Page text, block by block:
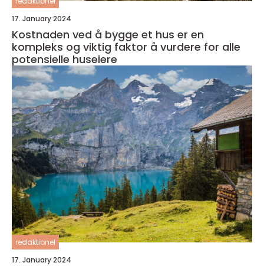
17. January 2024
Kostnaden ved å bygge et hus er en
kompleks og viktig faktor å vurdere for alle
potensielle huseiere
redaktionel
17. January 2024